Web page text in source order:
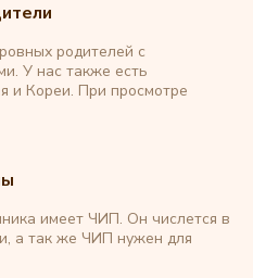
родителей с
У нас также есть
и Кореи. При просмотре
имеет ЧИП. Он числется в
а так же ЧИП нужен для